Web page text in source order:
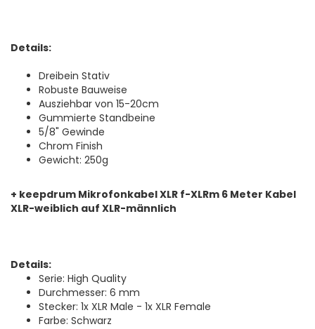
Details:
Dreibein Stativ
Robuste Bauweise
Ausziehbar von 15-20cm
Gummierte Standbeine
5/8" Gewinde
Chrom Finish
Gewicht: 250g
+ keepdrum Mikrofonkabel XLR f-XLRm 6 Meter Kabel
XLR-weiblich auf XLR-männlich
Details:
Serie: High Quality
Durchmesser: 6 mm
Stecker: 1x XLR Male - 1x XLR Female
Farbe: Schwarz